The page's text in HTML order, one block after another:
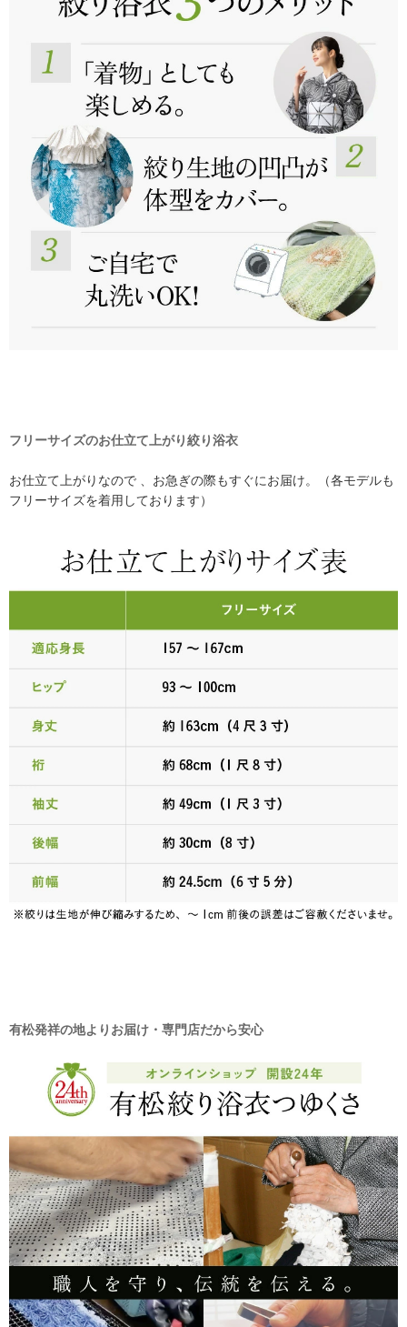
フリーサイズのお仕立て上がり絞り浴衣
お仕立て上がりなので 、お急ぎの際もすぐにお届け。（各モデルも
フリーサイズを着用しております）
有松発祥の地よりお届け・専門店だから安心